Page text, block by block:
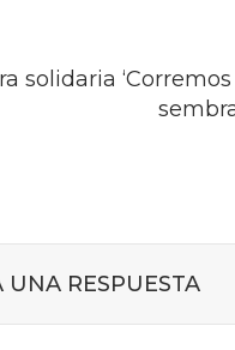
solidaria
UNA RESPUESTA